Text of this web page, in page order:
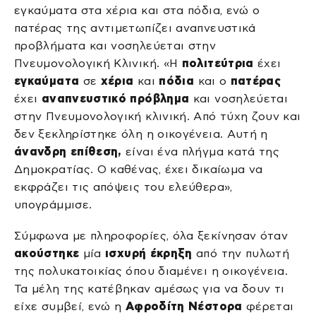
εγκαύματα στα χέρια και στα πόδια, ενώ ο
πατέρας της αντιμετωπίζει αναπνευστικά
προβλήματα και νοσηλεύεται στην
Πνευμονολογική Κλινική. «Η πολιτεύτρια έχει
εγκαύματα σε χέρια και πόδια και ο πατέρας
έχει αναπνευστικό πρόβλημα και νοσηλεύεται
στην Πνευμονολογική κλινική. Από τύχη ζουν και
δεν ξεκληρίστηκε όλη η οικογένεια. Αυτή η
άνανδρη επίθεση, είναι ένα πλήγμα κατά της
Δημοκρατίας. Ο καθένας, έχει δικαίωμα να
εκφράζει τις απόψεις του ελεύθερα»,
υπογράμμισε.
Σύμφωνα με πληροφορίες, όλα ξεκίνησαν όταν
ακούστηκε μία ισχυρή έκρηξη από την πυλωτή
της πολυκατοικίας όπου διαμένει η οικογένεια.
Τα μέλη της κατέβηκαν αμέσως για να δουν τι
είχε συμβεί, ενώ η Αφροδίτη Νέστορα φέρεται